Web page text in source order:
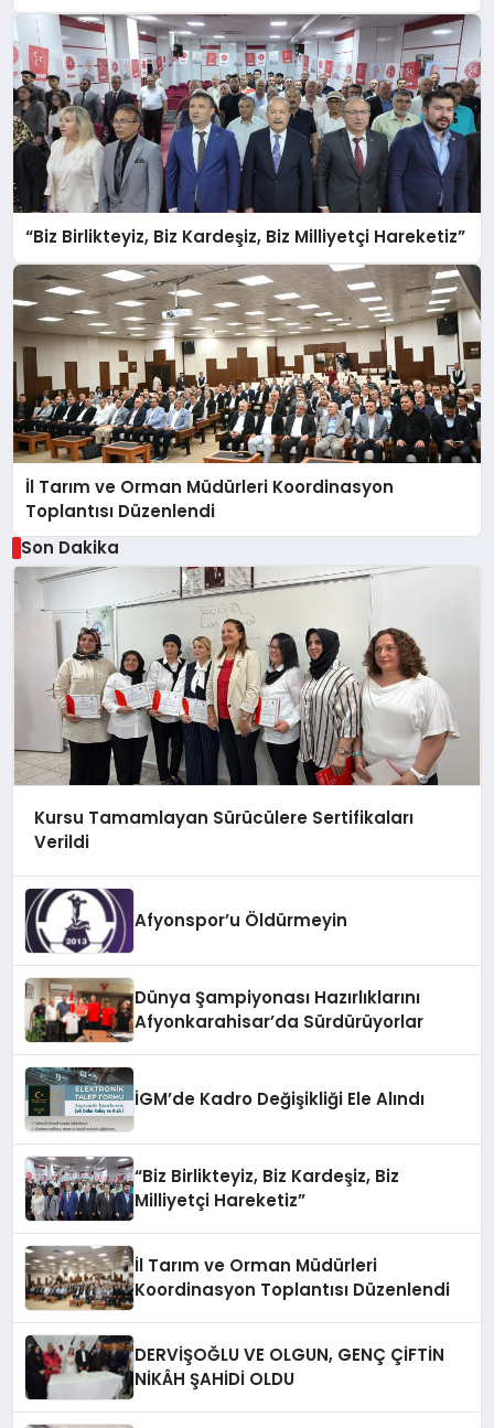
“Biz Birlikteyiz, Biz Kardeşiz, Biz Milliyetçi Hareketiz”
İl Tarım ve Orman Müdürleri Koordinasyon
Toplantısı Düzenlendi
Son Dakika
Kursu Tamamlayan Sürücülere Sertifikaları
Verildi
Afyonspor’u Öldürmeyin
Dünya Şampiyonası Hazırlıklarını
Afyonkarahisar’da Sürdürüyorlar
İGM’de Kadro Değişikliği Ele Alındı
“Biz Birlikteyiz, Biz Kardeşiz, Biz
Milliyetçi Hareketiz”
İl Tarım ve Orman Müdürleri
Koordinasyon Toplantısı Düzenlendi
DERVİŞOĞLU VE OLGUN, GENÇ ÇİFTİN
NİKÂH ŞAHİDİ OLDU